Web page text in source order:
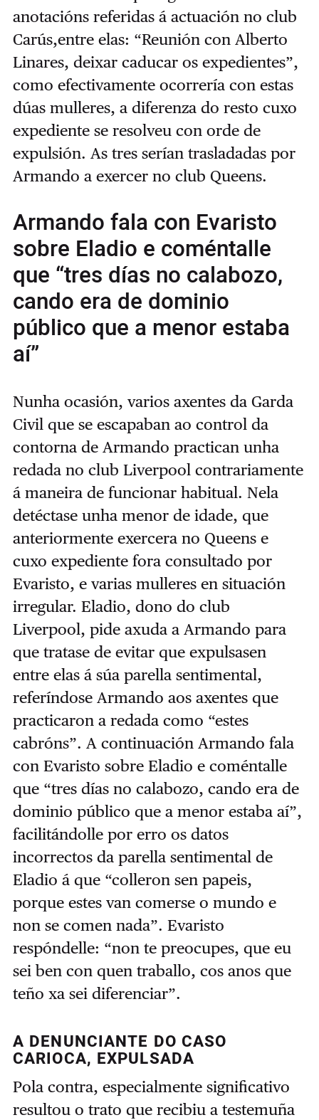
anotacións referidas á actuación no club
Carús,entre elas: “Reunión con Alberto
Linares, deixar caducar os expedientes”,
como efectivamente ocorrería con estas
dúas mulleres, a diferenza do resto cuxo
expediente se resolveu con orde de
expulsión. As tres serían trasladadas por
Armando a exercer no club Queens.
Armando fala con Evaristo
sobre Eladio e coméntalle
que “tres días no calabozo,
cando era de dominio
público que a menor estaba
aí”
Nunha ocasión, varios axentes da Garda
Civil que se escapaban ao control da
contorna de Armando practican unha
redada no club Liverpool contrariamente
á maneira de funcionar habitual. Nela
detéctase unha menor de idade, que
anteriormente exercera no Queens e
cuxo expediente fora consultado por
Evaristo, e varias mulleres en situación
irregular. Eladio, dono do club
Liverpool, pide axuda a Armando para
que tratase de evitar que expulsasen
entre elas á súa parella sentimental,
referíndose Armando aos axentes que
practicaron a redada como “estes
cabróns”. A continuación Armando fala
con Evaristo sobre Eladio e coméntalle
que “tres días no calabozo, cando era de
dominio público que a menor estaba aí”,
facilitándolle por erro os datos
incorrectos da parella sentimental de
Eladio á que “colleron sen papeis,
porque estes van comerse o mundo e
non se comen nada”. Evaristo
respóndelle: “non te preocupes, que eu
sei ben con quen traballo, cos anos que
teño xa sei diferenciar”.
A DENUNCIANTE DO CASO
CARIOCA, EXPULSADA
Pola contra, especialmente significativo
resultou o trato que recibiu a testemuña